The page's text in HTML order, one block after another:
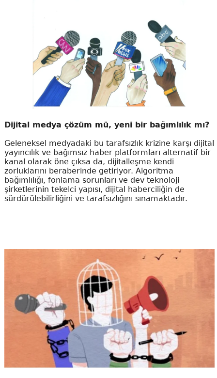
Dijital medya çözüm mü, yeni bir bağımlılık mı?
Geleneksel medyadaki bu tarafsızlık krizine karşı dijital
yayıncılık ve bağımsız haber platformları alternatif bir
kanal olarak öne çıksa da, dijitalleşme kendi
zorluklarını beraberinde getiriyor. Algoritma
bağımlılığı, fonlama sorunları ve dev teknoloji
şirketlerinin tekelci yapısı, dijital haberciliğin de
sürdürülebilirliğini ve tarafsızlığını sınamaktadır.